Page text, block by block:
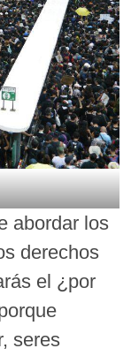
abordar los
derechos
el ¿por
seres